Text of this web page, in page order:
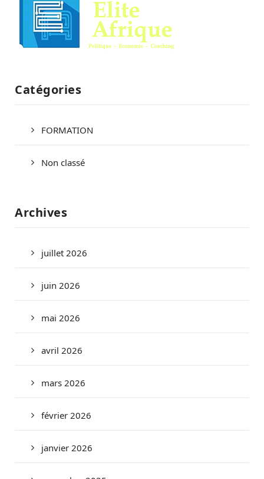
Catégories
FORMATION
Non classé
Archives
juillet 2026
juin 2026
mai 2026
avril 2026
mars 2026
février 2026
janvier 2026